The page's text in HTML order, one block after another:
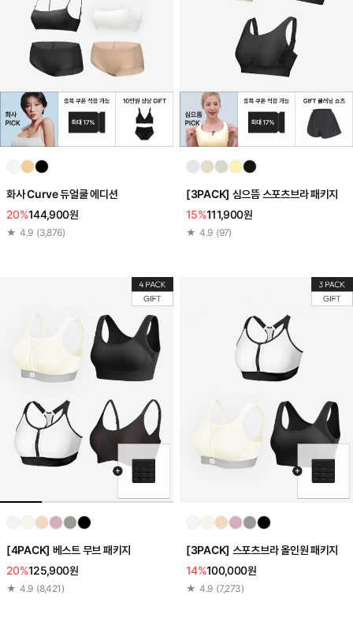
화사 Curve 듀얼쿨 에디션
20%144,900원
★ 4.9 (3,876)
[3PACK] 심으뜸 스포츠브라 패키지
15%111,900원
★ 4.9 (97)
[4PACK] 베스트 무브 패키지
20%125,900원
★ 4.9 (8,421 )
[3PACK] 스포츠브라 올인원 패키지
14%100,000원
★ 4.9 (7,273)